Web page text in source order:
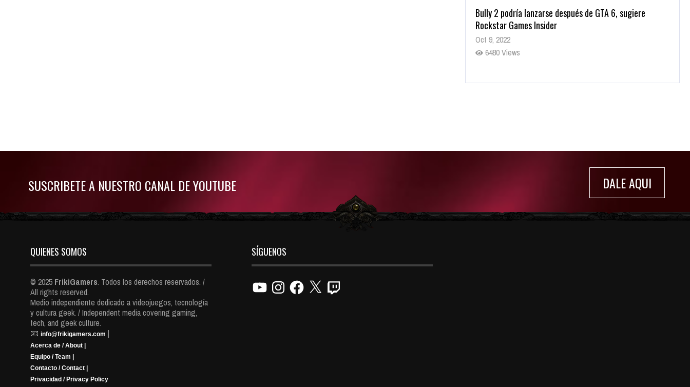
Bully 2 podría lanzarse después de GTA 6, sugiere
Rockstar Games Insider
Oct 9, 2022
6480 Views
Rumor: Se filtran los primeros detalles de Resident Evil
SUSCRIBETE A NUESTRO CANAL DE YOUTUBE DALE AQUI
QUIENES SOMOS
© 2025 FrikiGamers. Todos los derechos reservados. /
All rights reserved.
Medio independiente dedicado a videojuegos, tecnología
y cultura geek. / Independent media covering gaming,
tech, and geek culture.
📧 info@frikigamers.com |
Acerca de / About |
Equipo / Team |
Contacto / Contact |
Privacidad / Privacy Policy
SÍGUENOS
YouTubeInstagramFacebook
X Twitch